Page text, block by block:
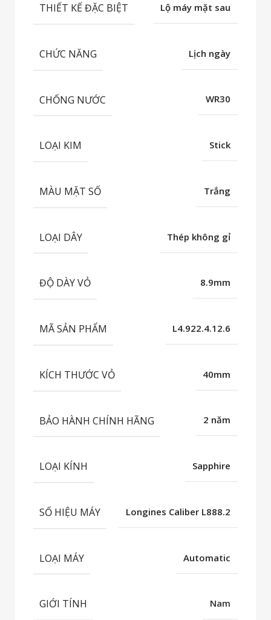
THIẾT KẾ ĐẶC BIỆT Lộ máy mặt sau
CHỨC NĂNG Lịch ngày
CHỐNG NƯỚC WR30
LOẠI KIM Stick
MÀU MẶT SỐ Trắng
LOẠI DÂY Thép không gỉ
ĐỘ DÀY VỎ 8.9mm
MÃ SẢN PHẨM L4.922.4.12.6
KÍCH THƯỚC VỎ 40mm
BẢO HÀNH CHÍNH HÃNG 2 năm
LOẠI KÍNH Sapphire
SỐ HIỆU MÁY Longines Caliber L888.2
LOẠI MÁY Automatic
GIỚI TÍNH Nam